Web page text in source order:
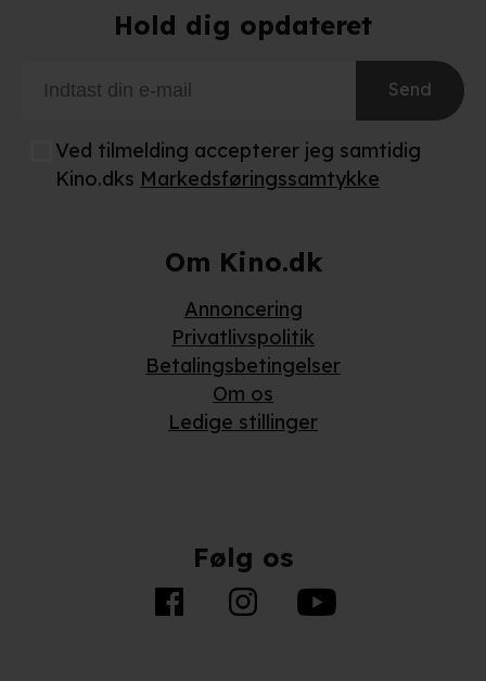
Hold dig opdateret
Send
Ved tilmelding accepterer jeg samtidig
Kino.dks Markedsføringssamtykke
Om Kino.dk
Annoncering
Privatlivspolitik
Betalingsbetingelser
Om os
Ledige stillinger
Følg os